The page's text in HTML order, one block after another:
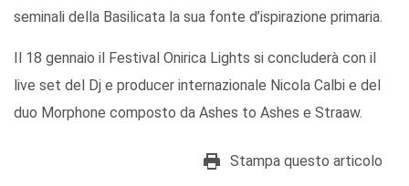
seminali della Basilicata la sua fonte d’ispirazione primaria.
Il 18 gennaio il Festival Onirica Lights si concluderà con il
live set del Dj e producer internazionale Nicola Calbi e del
duo Morphone composto da Ashes to Ashes e Straaw.
Stampa questo articolo